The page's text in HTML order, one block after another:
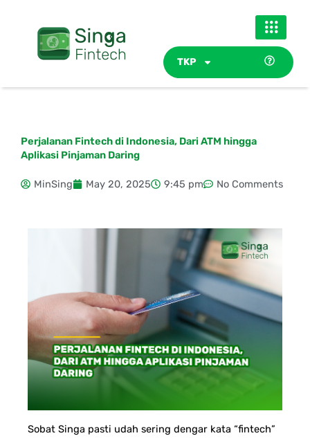
TKP
Perjalanan Fintech di Indonesia, Dari ATM hingga
Aplikasi Pinjaman Daring
MinSing May 20, 2025 9:45 pm No Comments
Sobat Singa pasti udah sering dengar kata “fintech”